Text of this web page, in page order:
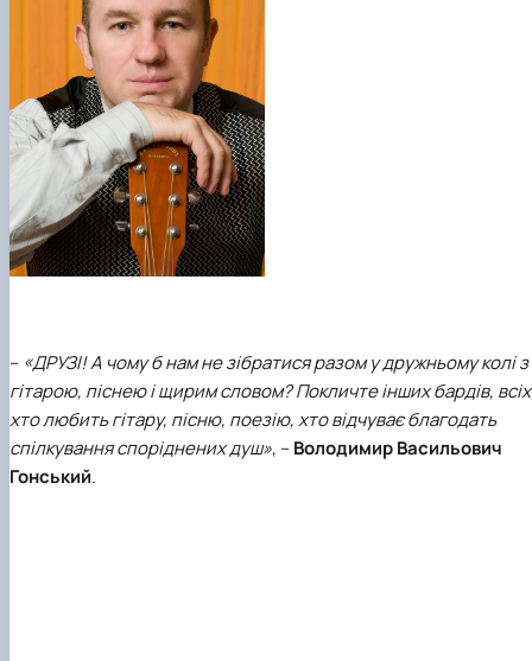
– «ДРУЗІ! А чому б нам не зібратися разом у дружньому колі з
гітарою, піснею і щирим словом? Покличте інших бардів,
хто любить гітару, пісню, поезію, хто відчуває благодать
спілкування споріднених душ», –Володимир Васильович
Гонський.